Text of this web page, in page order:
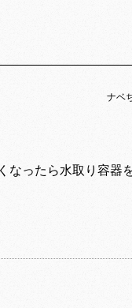
ナベ
なったら水取り容器